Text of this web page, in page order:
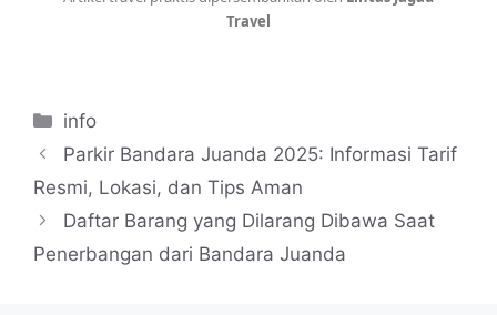
Travel
Kategori
info
Parkir Bandara Juanda 2025: Informasi Tarif
Resmi, Lokasi, dan Tips Aman
Daftar Barang yang Dilarang Dibawa Saat
Penerbangan dari Bandara Juanda